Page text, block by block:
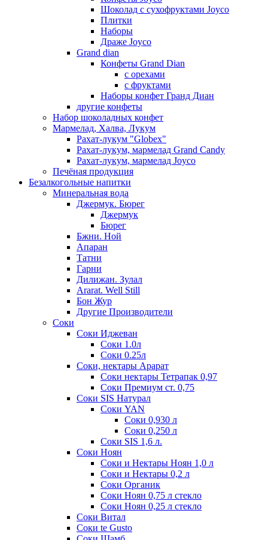
Шоколад с сухофруктами Joyco
Плитки
Наборы
Драже Joyco
Grand dian
Конфеты Grand Dian
с орехами
с фруктами
Наборы конфет Гранд Диан
другие конфеты
Набор шоколадных конфет
Мармелад, Халва, Лукум
Рахат-лукум "Globex"
Рахат-лукум, мармелад Grand Candy
Рахат-лукум, мармелад Joyco
Печёная продукция
Безалкогольные напитки
Минеральная вода
Джермук. Бюрег
Джермук
Бюрег
Бжни. Ной
Апаран
Татни
Гарни
Дилижан. Зулал
Ararat. Well Still
Бон Жур
Другие Производители
Соки
Соки Иджеван
Соки 1.0л
Соки 0.25л
Соки, нектары Арарат
Соки нектары Тетрапак 0,97
Соки Премиум ст. 0,75
Соки SIS Натурал
Соки YAN
Соки 0,930 л
Соки 0,250 л
Соки SIS 1,6 л.
Соки Ноян
Соки и Нектары Ноян 1,0 л
Соки и Нектары 0,2 л
Соки Органик
Соки Ноян 0,75 л стекло
Соки Ноян 0,25 л стекло
Соки Витал
Соки te Gusto